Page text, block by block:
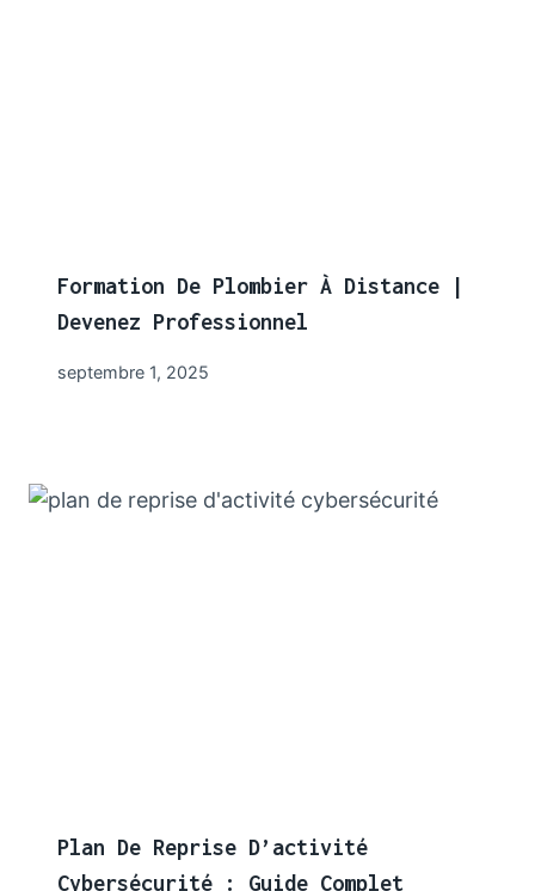
Formation De Plombier À Distance |
Devenez Professionnel
septembre 1, 2025
Plan De Reprise D’activité
Cybersécurité : Guide Complet